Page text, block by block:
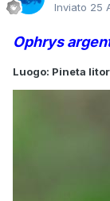
Inviato 25
Ophrys
Luogo: Pineta